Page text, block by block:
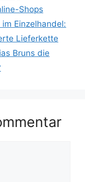
Shops
Einzelhandel:
Lieferkette
Bruns die